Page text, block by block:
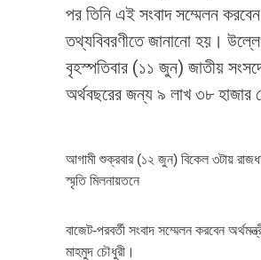
পর তিনি এই সংবাদ সম্মেলন
তথ্যবিবরণীতে জানানো হয়।
বৃহস্পতিবার (১১ জুন) জাতীয়
অর্থবছরের জন্য ৯ লাখ ৩৮ হাজার
আগামী শুক্রবার (১২ জুন) বিকেল ৩টায়
স্মৃতি মিলনায়তনে
বাজেট-পরবর্তী সংবাদ সম্মেলন করবেন
মাহমুদ চৌধুরী।